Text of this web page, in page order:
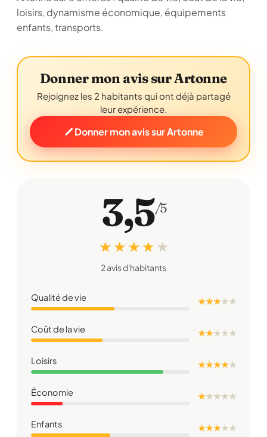
loisirs, dynamisme économique, équipements
enfants, transports.
Donner mon avis sur Artonne
Rejoignez les 2 habitants qui ont déjà partagé
leur expérience.
Donner mon avis sur Artonne
3,5/5
★ ★ ★ ★ ★
2 avis d'habitants
Qualité de vie ★ ★ ★★★
Coût de la vie ★ ★★★★
Loisirs ★ ★ ★ ★★
Économie ★★★★★
Enfants ★ ★ ★★★